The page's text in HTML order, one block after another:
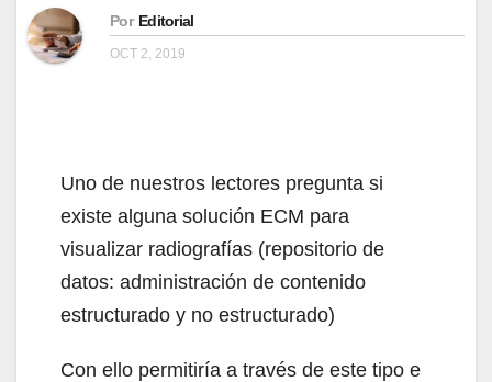
Por Editorial
OCT 2, 2019
Uno de nuestros lectores pregunta si
existe alguna solución ECM para
visualizar radiografías (repositorio de
datos: administración de contenido
estructurado y no estructurado)
Con ello permitiría a través de este tipo e